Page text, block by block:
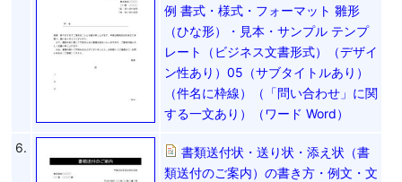
例 書式・様式・フォーマット 雛形
（ひな形）・見本・サンプル テンプ
レート（ビジネス文書形式）（デザイ
ン性あり）05（サブタイトルあり）
（件名に枠線）（「問い合わせ」に関
する一文あり）（ワード Word）
6.
書類送付状・送り状・添え状（書
類送付のご案内）の書き方・例文・文